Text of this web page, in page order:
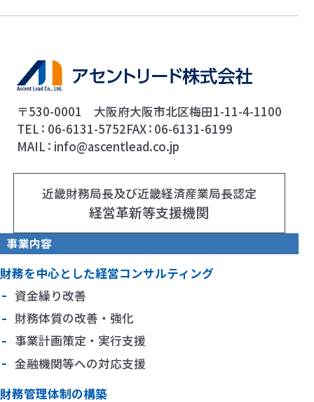
〒530-0001 大阪府大阪市北区梅田1-11-4-1100
TEL 06-6131-5752FAX 06-6131-6199
MAIL info@ascentlead.co.jp
近畿財務局長及び近畿経済産業局長認定
経営革新等支援機関
事業内容
財務を中心とした経営コンサルティング
資金繰り改善
財務体質の改善・強化
事業計画策定・実行支援
金融機関等への対応支援
財務管理体制の構築